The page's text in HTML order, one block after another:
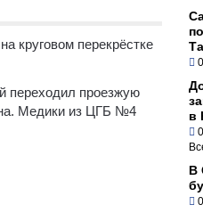
круговом перекрёстке
переходил проезжую
Медики из ЦГБ №4
в
В